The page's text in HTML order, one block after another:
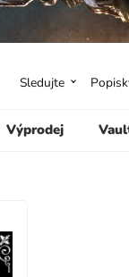
Výprodej
Sledujte